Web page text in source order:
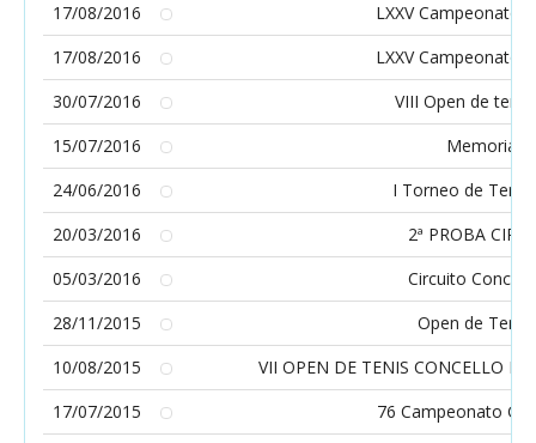
17/08/2016
LXXV Campeonato
17/08/2016
LXXV Campeonato
30/07/2016
VIII Open de
15/07/2016
Memorial
24/06/2016
I Torneo de
20/03/2016
2ª PROBA
05/03/2016
Circuito
28/11/2015
Open de
10/08/2015
VII OPEN DE TENIS CONCELLO
17/07/2015
76 Campeonato